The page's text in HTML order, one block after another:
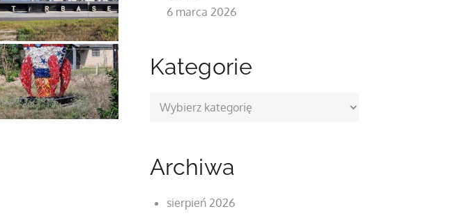
6 marca 2026
Kategorie
Kategorie
Archiwa
sierpień 2026